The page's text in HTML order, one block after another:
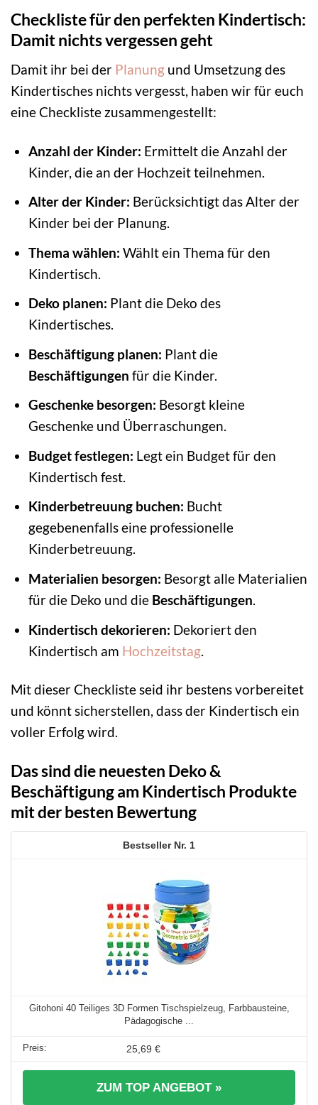
Checkliste für den perfekten Kindertisch:
Damit nichts vergessen geht
Damit ihr bei der Planung und Umsetzung des
Kindertisches nichts vergesst, haben wir für euch
eine Checkliste zusammengestellt:
Anzahl der Kinder: Ermittelt die Anzahl der
Kinder, die an der Hochzeit teilnehmen.
Alter der Kinder: Berücksichtigt das Alter der
Kinder bei der Planung.
Thema wählen: Wählt ein Thema für den
Kindertisch.
Deko planen: Plant die Deko des
Kindertisches.
Beschäftigung planen: Plant die
Beschäftigungen für die Kinder.
Geschenke besorgen: Besorgt kleine
Geschenke und Überraschungen.
Budget festlegen: Legt ein Budget für den
Kindertisch fest.
Kinderbetreuung buchen: Bucht
gegebenenfalls eine professionelle
Kinderbetreuung.
Materialien besorgen: Besorgt alle Materialien
für die Deko und die Beschäftigungen.
Kindertisch dekorieren: Dekoriert den
Kindertisch am Hochzeitstag.
Mit dieser Checkliste seid ihr bestens vorbereitet
und könnt sicherstellen, dass der Kindertisch ein
voller Erfolg wird.
Das sind die neuesten Deko &
Beschäftigung am Kindertisch Produkte
mit der besten Bewertung
1
Gitohoni 40 Teiliges 3D Formen Tischspielzeug, Farbbausteine,
Pädagogische ...
25,69 €
ZUM TOP ANGEBOT »